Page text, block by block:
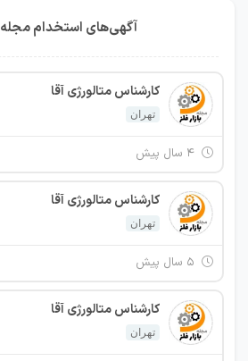
آگهی‌های استخدام مجله
کارشناس متالورژی آقا
تهران
کارشناس متالورژی آقا
تهران
کارشناس متالورژی آقا
تهران